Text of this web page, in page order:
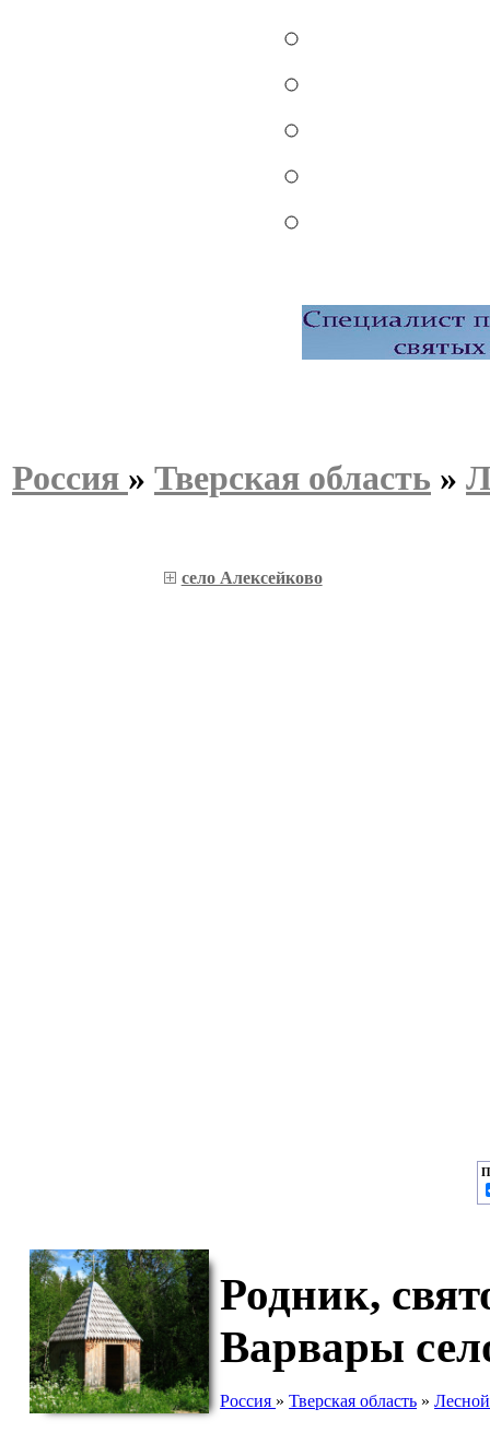
Россия » Тверская область »
село Алексейково
Родник,
Варвары
Россия »Тверская область »